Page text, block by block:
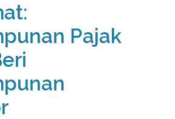
Nilai (PPN)
Pajak